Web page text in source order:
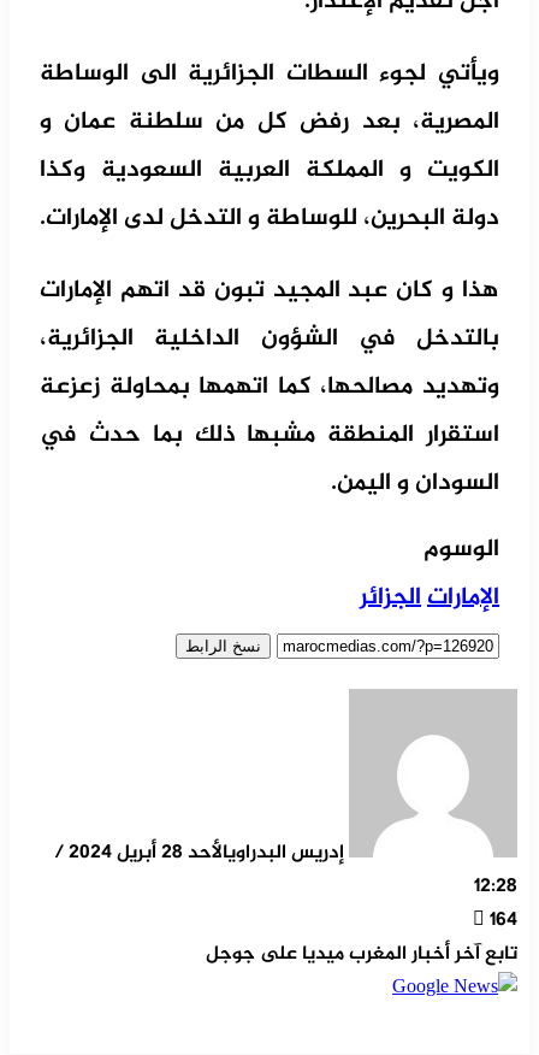
ويأتي لجوء السطات الجزائرية الى الوساطة
المصرية، بعد رفض كل من سلطنة عمان و
الكويت و المملكة العربية السعودية وكذا
دولة البحرين، للوساطة و التدخل لدى الإمارات.
هذا و كان عبد المجيد تبون قد اتهم الإمارات
بالتدخل في الشؤون الداخلية الجزائرية،
وتهديد مصالحها، كما اتهمها بمحاولة زعزعة
استقرار المنطقة مشبها ذلك بما حدث في
السودان و اليمن.
الوسوم
الإماراتالجزائر
نسخ الرابط
إدريس البدراوي
الأحد 28 أبريل 2024 /
12:28
164
تابع آخر أخبار المغرب ميديا على جوجل